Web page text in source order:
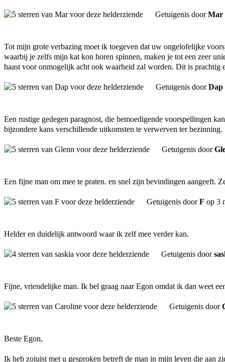
Getuigenis doorMar
Tot mijn grote verbazing moet ik toegeven dat uw ongelofelijke
waarbij je zelfs mijn kat kon horen spinnen, maken je tot een zeer
haast voor onmogelijk acht ook waarheid zal worden. Dit is prachtig
Getuigenis doorDap
Een rustige gedegen paragnost, die bemoedigende voorspellingen
bijzondere kans verschillende uitkomsten te verwerven ter bezinning.
Getuigenis door
Een fijne man om mee te praten. en snel zijn bevindingen aangeeft.
Getuigenis doorF op 3
Helder en duidelijk antwoord waar ik zelf mee verder kan.
Getuigenis door
Fijne, vriendelijke man. Ik bel graag naar Egon omdat ik dan weet
Getuigenis door
Beste Egon,
Ik heb zojuist met u gesproken betreft de man in mijn leven die aan